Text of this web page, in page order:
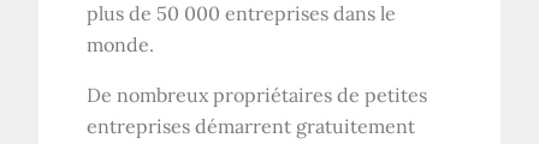
plus de 50 000 entreprises dans le
monde.
De nombreux propriétaires de petites
entreprises démarrent gratuitement